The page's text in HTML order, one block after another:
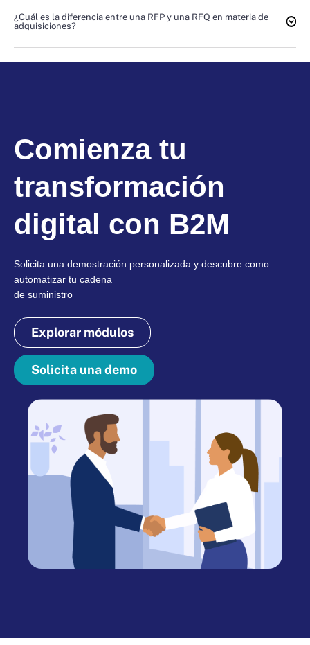
¿Cuál es la diferencia entre una RFP y una RFQ en materia de
adquisiciones?
Comienza tu
transformación
digital con B2M
Solicita una demostración personalizada y descubre como
automatizar tu cadena
de suministro
Explorar módulos
Solicita una demo